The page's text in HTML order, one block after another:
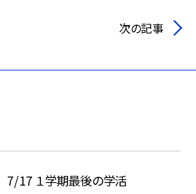
次の記事
7/17 １学期最後の学活